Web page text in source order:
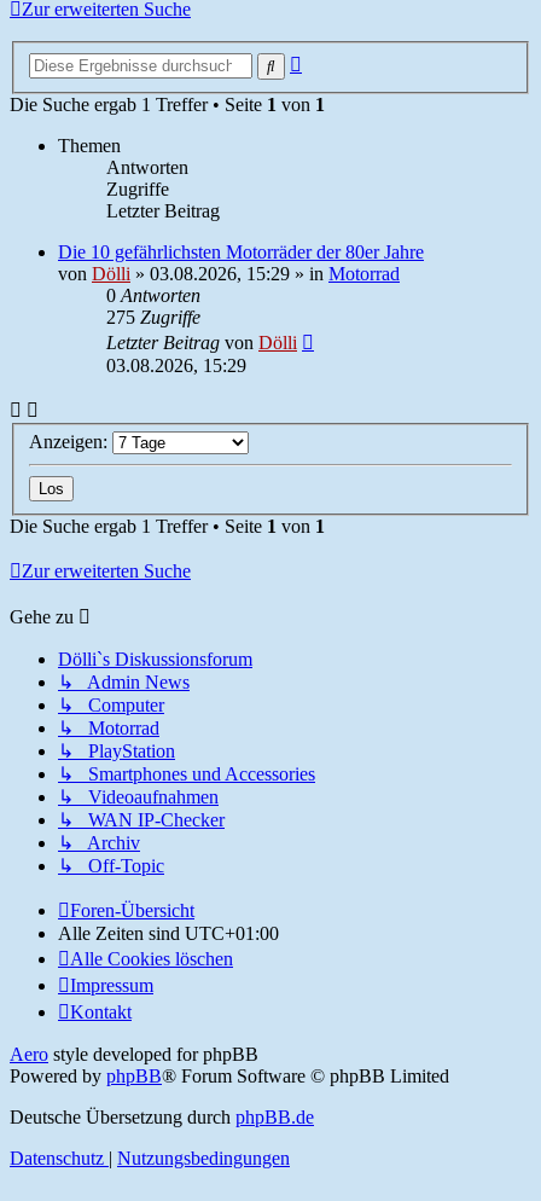
Zur erweiterten Suche
Suche
Die Suche ergab 1 Treffer • Seite 1 von 1
Themen
Antworten
Zugriffe
Letzter Beitrag
Die 10 gefährlichsten Motorräder der 80er Jahre
von Dölli » 03.08.2026, 15:29 » in Motorrad
0 Antworten
275 Zugriffe
Letzter Beitrag von Dölli
03.08.2026, 15:29
Anzeigen:
Die Suche ergab 1 Treffer • Seite 1 von 1
Zur erweiterten Suche
Gehe zu
Dölli`s Diskussionsforum
↳ Admin News
↳ Computer
↳ Motorrad
↳ PlayStation
↳ Smartphones und Accessories
↳ Videoaufnahmen
↳ WAN IP-Checker
↳ Archiv
↳ Off-Topic
Foren-Übersicht
Alle Zeiten sind UTC+01:00
Alle Cookies löschen
Impressum
Kontakt
Aero style developed for phpBB
Powered by phpBB® Forum Software © phpBB Limited
Deutsche Übersetzung durch phpBB.de
Datenschutz
Nutzungsbedingungen